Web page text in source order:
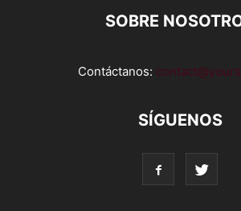
SOBRE
Contáctanos:
SÍGUENOS